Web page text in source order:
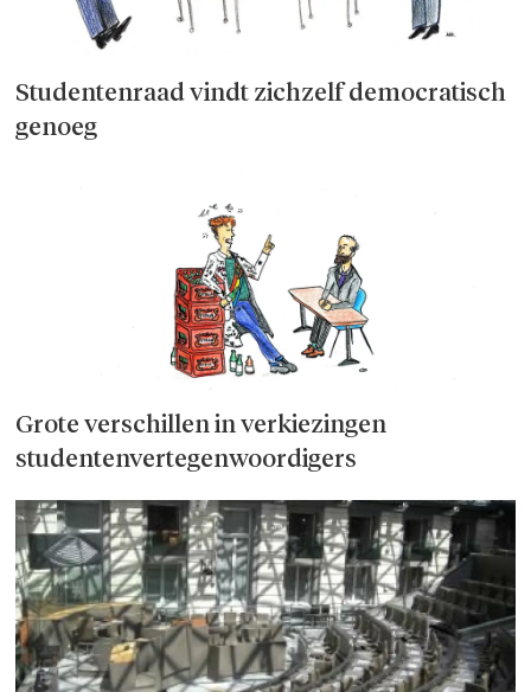
Studentenraad vindt zichzelf democratisch
genoeg
Grote verschillen in verkiezingen
studentenvertegenwoordigers